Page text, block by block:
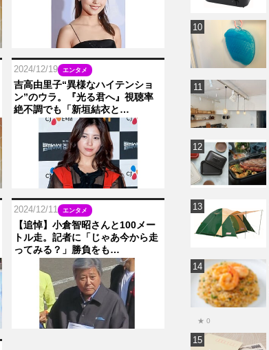
2024/12/19 エンタメ
吉高由里子“異様なハイテンショ
ン”のウラ。『光る君へ』視聴率
絶不調でも「新垣結衣と…
2024/12/11 エンタメ
【追悼】小倉智昭さんと100メー
トル走。記者に「じゃあ今から走
ってみる？」勝負をも…
★ 0